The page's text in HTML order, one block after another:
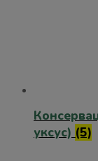
уксус) (5)